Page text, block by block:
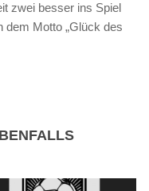
zwei besser ins Spiel
dem Motto „Glück des